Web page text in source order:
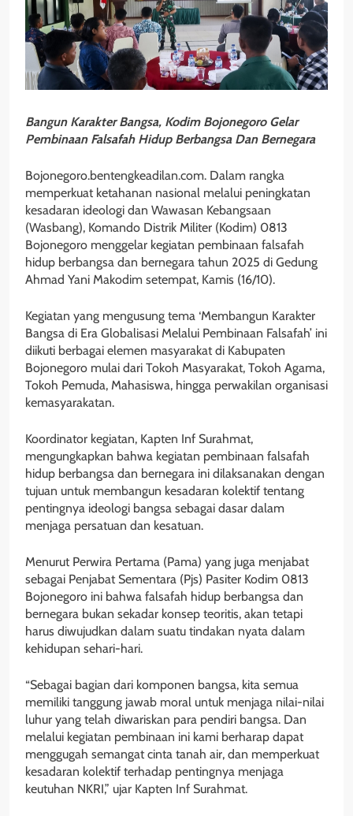
Bangun Karakter Bangsa, Kodim Bojonegoro Gelar
Pembinaan Falsafah Hidup Berbangsa Dan Bernegara
Bojonegoro.bentengkeadilan.com. Dalam rangka
memperkuat ketahanan nasional melalui peningkatan
kesadaran ideologi dan Wawasan Kebangsaan
(Wasbang), Komando Distrik Militer (Kodim) 0813
Bojonegoro menggelar kegiatan pembinaan falsafah
hidup berbangsa dan bernegara tahun 2025 di Gedung
Ahmad Yani Makodim setempat, Kamis (16/10).
Kegiatan yang mengusung tema ‘Membangun Karakter
Bangsa di Era Globalisasi Melalui Pembinaan Falsafah’ ini
diikuti berbagai elemen masyarakat di Kabupaten
Bojonegoro mulai dari Tokoh Masyarakat, Tokoh Agama,
Tokoh Pemuda, Mahasiswa, hingga perwakilan organisasi
kemasyarakatan.
Koordinator kegiatan, Kapten Inf Surahmat,
mengungkapkan bahwa kegiatan pembinaan falsafah
hidup berbangsa dan bernegara ini dilaksanakan dengan
tujuan untuk membangun kesadaran kolektif tentang
pentingnya ideologi bangsa sebagai dasar dalam
menjaga persatuan dan kesatuan.
Menurut Perwira Pertama (Pama) yang juga menjabat
sebagai Penjabat Sementara (Pjs) Pasiter Kodim 0813
Bojonegoro ini bahwa falsafah hidup berbangsa dan
bernegara bukan sekadar konsep teoritis, akan tetapi
harus diwujudkan dalam suatu tindakan nyata dalam
kehidupan sehari-hari.
“Sebagai bagian dari komponen bangsa, kita semua
memiliki tanggung jawab moral untuk menjaga nilai-nilai
luhur yang telah diwariskan para pendiri bangsa. Dan
melalui kegiatan pembinaan ini kami berharap dapat
menggugah semangat cinta tanah air, dan memperkuat
kesadaran kolektif terhadap pentingnya menjaga
keutuhan NKRI,” ujar Kapten Inf Surahmat.